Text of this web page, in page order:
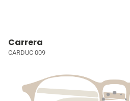
Carrera
CARDUC 009